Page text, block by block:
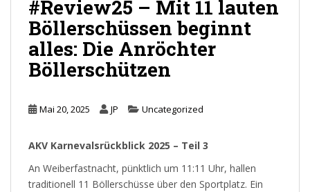
#Review25 – Mit 11 lauten
Böllerschüssen beginnt
alles: Die Anröchter
Böllerschützen
Mai 20, 2025 JP Uncategorized
AKV Karnevalsrückblick 2025 – Teil 3
An Weiberfastnacht, pünktlich um 11:11 Uhr, hallen
traditionell 11 Böllerschüsse über den Sportplatz. Ein